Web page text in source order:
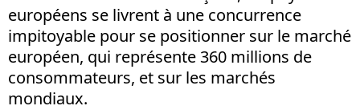
européens se livrent à une concurrence
impitoyable pour se positionner sur le marché
européen, qui représente 360 millions de
consommateurs, et sur les marchés
mondiaux.